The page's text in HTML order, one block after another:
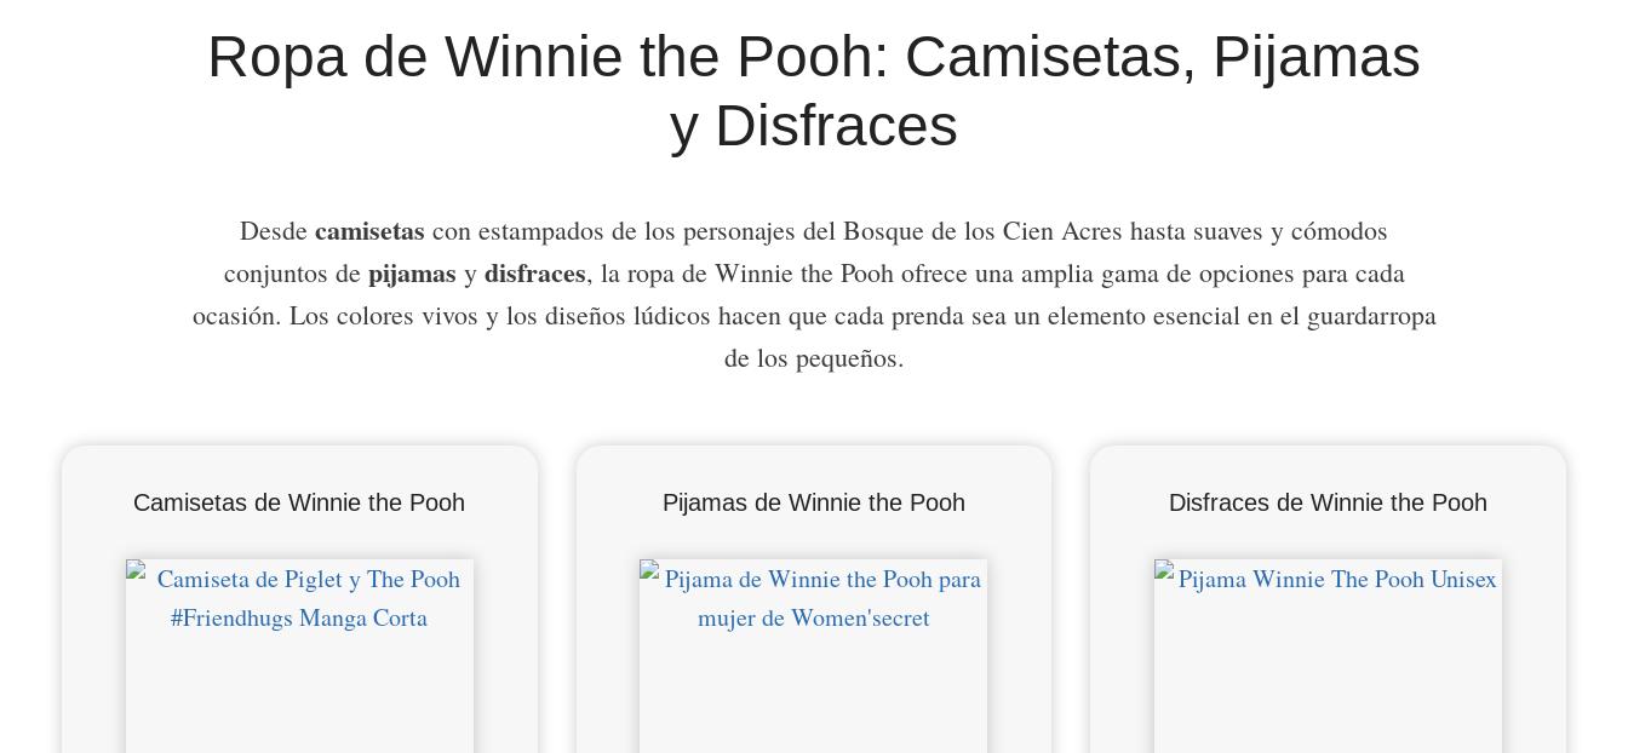
Ropa de Winnie the Pooh: Camisetas, Pijamas
y Disfraces
Desde camisetas con estampados de los personajes del Bosque de los Cien Acres hasta suaves y cómodos
conjuntos de pijamas y disfraces, la ropa de Winnie the Pooh ofrece una amplia gama de opciones para cada
ocasión. Los colores vivos y los diseños lúdicos hacen que cada prenda sea un elemento esencial en el guardarropa
de los pequeños.
Camisetas de Winnie the Pooh Pijamas de Winnie the Pooh Disfraces de Winnie the Pooh